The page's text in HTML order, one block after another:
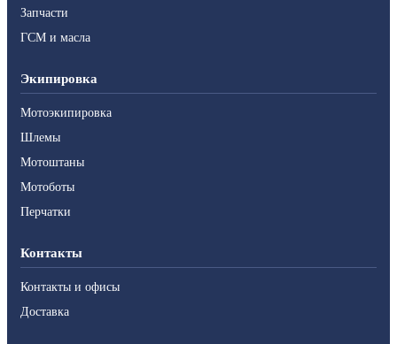
Запчасти
ГСМ и масла
Экипировка
Мотоэкипировка
Шлемы
Мотоштаны
Мотоботы
Перчатки
Контакты
Контакты и офисы
Доставка